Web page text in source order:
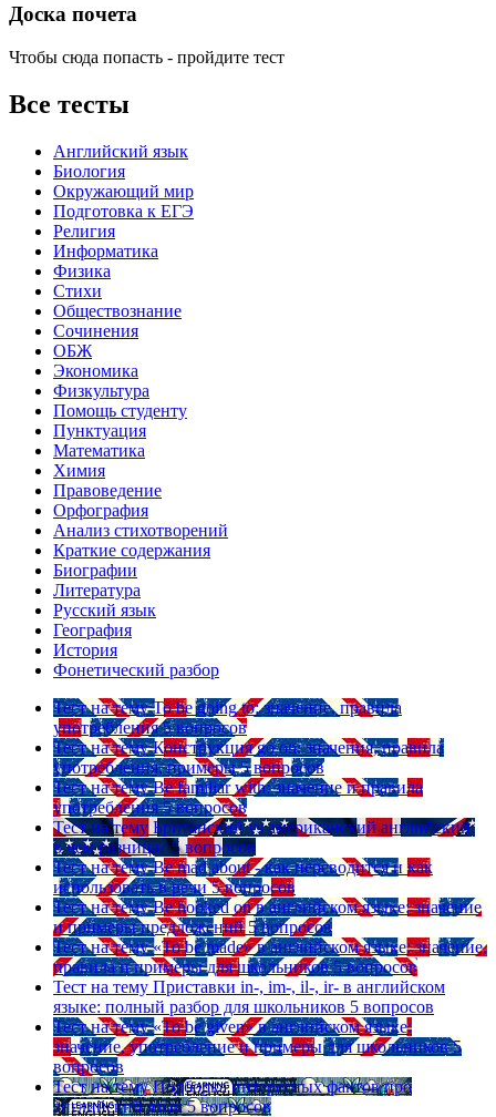
Доска почета
Чтобы сюда попасть - пройдите тест
Все тесты
Английский язык
Биология
Окружающий мир
Подготовка к ЕГЭ
Религия
Информатика
Физика
Стихи
Обществознание
Сочинения
ОБЖ
Экономика
Физкультура
Помощь студенту
Пунктуация
Математика
Химия
Правоведение
Орфография
Анализ стихотворений
Краткие содержания
Биографии
Литература
Русский язык
География
История
Фонетический разбор
Тест на тему To be going to: значение, правила
употребления 5 вопросов
Тест на тему Конструкция go on: значения, правила
употребления, примеры 5 вопросов
Тест на тему Be familiar with: значение и правила
употребления 5 вопросов
Тест на тему Британский vs американский английский:
в чем разница? 5 вопросов
Тест на тему Be mad about - как переводится и как
использовать в речи 5 вопросов
Тест на тему Be hooked on в английском языке: значение
и примеры предложений 5 вопросов
Тест на тему «To be made» в английском языке: значение,
правила и примеры для школьников 5 вопросов
Тест на тему Приставки in-, im-, il-, ir- в английском
языке: полный разбор для школьников 5 вопросов
Тест на тему «To be given» в английском языке:
значение, употребление и примеры для школьников 5
вопросов
Тест на тему Подборка интересных фактов про
английский язык 5 вопросов